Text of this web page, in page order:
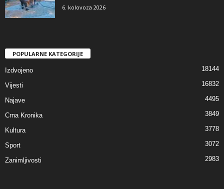
6. kolovoza 2026
POPULARNE KATEGORIJE
Izdvojeno 18144
Vijesti 16832
Najave 4495
Crna Kronika 3849
Kultura 3778
Sport 3072
Zanimljivosti 2983